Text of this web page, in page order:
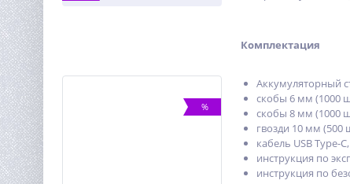
%
Комплектация
Аккумуляторный
скобы 6 мм (1000
скобы 8 мм (1000
гвозди 10 мм (500
кабель USB Type-С,
инструкция по
инструкция по